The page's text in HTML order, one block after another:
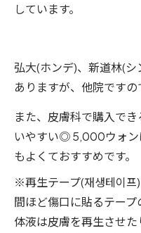
しています。
弘大(ホンデ)、新道林(
ありますが、他院です
また、皮膚科で購入で
いやすい◎ 5,000ウォン
もよくておすすめです。
※再生テープ(재생테이
間ほど傷口に貼るテー
体液は皮膚を再生させた